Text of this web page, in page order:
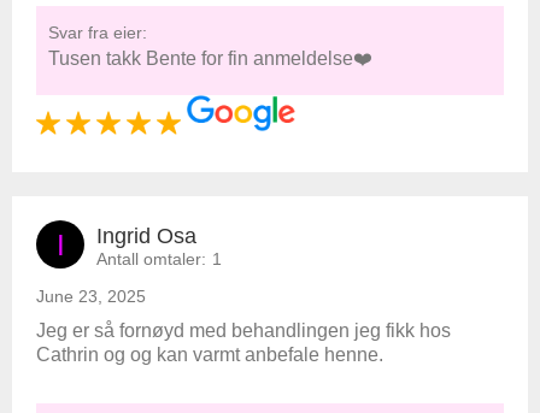
Svar fra eier:
Tusen takk Bente for fin anmeldelse❤️
I Ingrid Osa
Antall omtaler: 1
June 23, 2025
Jeg er så fornøyd med behandlingen jeg fikk hos
Cathrin og og kan varmt anbefale henne.